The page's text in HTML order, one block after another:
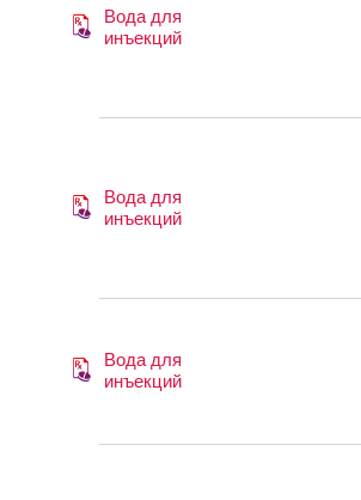
Вода для
инъекций
Вода для
инъекций
Вода для
инъекций